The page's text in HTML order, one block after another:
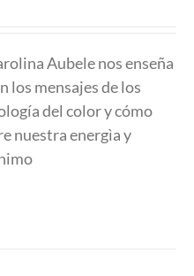
Aubele nos enseña
los mensajes de los
del color y cómo
nuestra energìa y